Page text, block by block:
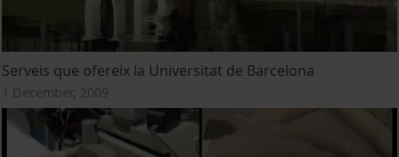
Serveis que ofereix la Universitat de Barcelona
1 December, 2009